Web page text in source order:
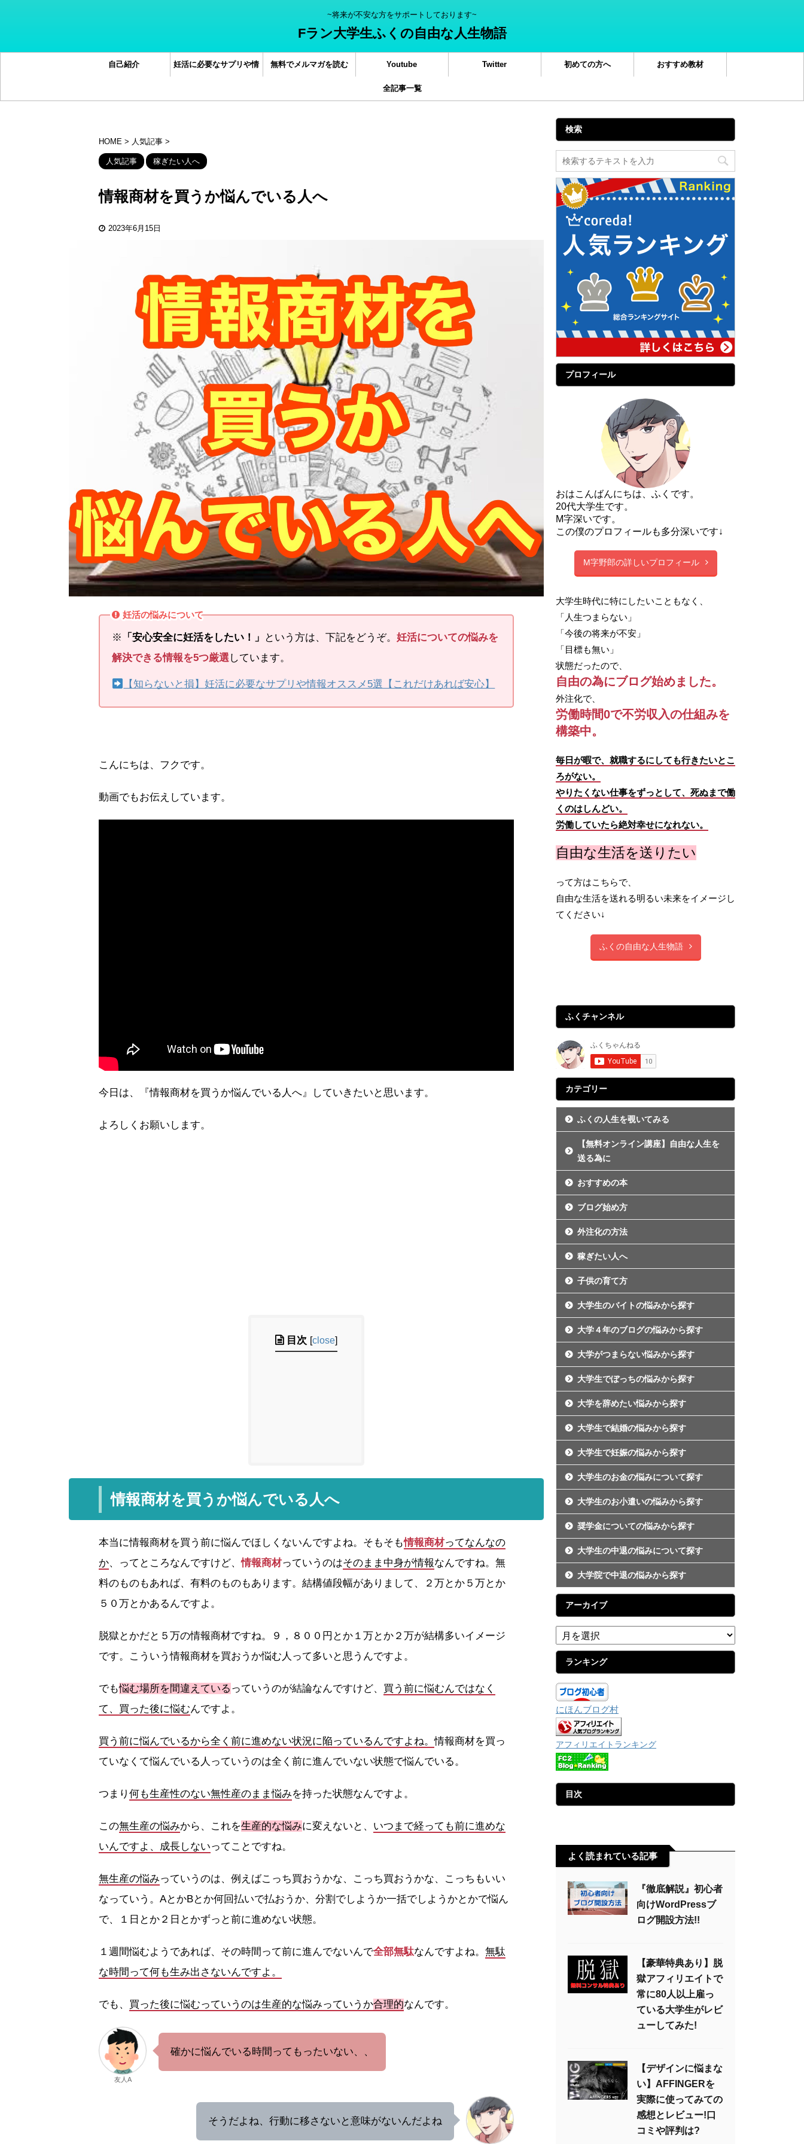
~将来が不安な方をサポートしております~
Fラン大学生ふくの自由な人生物語
自己紹介 妊活に必要なサプリや情 無料でメルマガを読む Youtube Twitter 初めての方へ おすすめ教材
全記事一覧
HOME > 人気記事 >
人気記事 稼ぎたい人へ
情報商材を買うか悩んでいる人へ
2023年6月15日
妊活の悩みについて
※ 「安心安全に妊活をしたい！」 という方は、下記をどうぞ。 妊活についての悩みを
解決できる情報を5つ厳選しています。
【知らないと損】妊活に必要なサプリや情報オススメ5選【これだけあれば安心】
こんにちは、フクです。
動画でもお伝えしています。
今日は、『情報商材を買うか悩んでいる人へ』していきたいと思います。
よろしくお願いします。
目次 [close]
情報商材を買うか悩んでいる人へ
本当に情報商材を買う前に悩んでほしくないんですよね。そもそも情報商材ってなんなの
か、ってところなんですけど、情報商材っていうのはそのまま中身が情報なんですね。無
料のものもあれば、有料のものもあります。結構値段幅がありまして、２万とか５万とか
５０万とかあるんですよ。
脱獄とかだと５万の情報商材ですね。９，８００円とか１万とか２万が結構多いイメージ
です。こういう情報商材を買おうか悩む人って多いと思うんですよ。
でも悩む場所を間違えている っていうのが結論なんですけど、 買う前に悩むんではなく
て、買った後に悩むんですよ。
買う前に悩んでいるから全く前に進めない状況に陥っているんですよね。情報商材を買っ
ていなくて悩んでいる人っていうのは全く前に進んでいない状態で悩んでいる。
つまり 何も生産性のない無性産のまま悩みを持った状態なんですよ。
この無生産の悩みから、これを生産的な悩みに変えないと、 いつまで経っても前に進めな
いんですよ、成長しないってことですね。
無生産の悩みっていうのは、例えばこっち買おうかな、こっち買おうかな、こっちもいい
なっていう。AとかBとか何回払いで払おうか、分割でしようか一括でしようかとかで悩ん
で、１日とか２日とかずっと前に進めない状態。
１週間悩むようであれば、その時間って前に進んでないんで全部無駄なんですよね。 無駄
な時間って何も生み出さないんですよ。
でも、 買った後に悩むっていうのは生産的な悩みっていうか合理的なんです。
友人A
確かに悩んでいる時間ってもったいない、、
そうだよね、行動に移さないと意味がないんだよね
検索
プロフィール
おはこんばんにちは、ふくです。
20代大学生です。
M字深いです。
この僕のプロフィールも多分深いです↓
M字野郎の詳しいプロフィール
大学生時代に特にしたいこともなく、
「人生つまらない」
「今後の将来が不安」
「目標も無い」
状態だったので、
自由の為にブログ始めました。
外注化で、
労働時間0で不労収入の仕組みを
構築中。
毎日が暇で、就職するにしても行きたいとこ
ろがない。
やりたくない仕事をずっとして、死ぬまで働
くのはしんどい。
労働していたら絶対幸せになれない。
自由な生活を送りたい
って方はこちらで、
自由な生活を送れる明るい未来をイメージし
てください↓
ふくの自由な人生物語
ふくチャンネル
カテゴリー
ふくの人生を覗いてみる
【無料オンライン講座】自由な人生を
送る為に
おすすめの本
ブログ始め方
外注化の方法
稼ぎたい人へ
子供の育て方
大学生のバイトの悩みから探す
大学４年のブログの悩みから探す
大学がつまらない悩みから探す
大学生でぼっちの悩みから探す
大学を辞めたい悩みから探す
大学生で結婚の悩みから探す
大学生で妊娠の悩みから探す
大学生のお金の悩みについて探す
大学生のお小遣いの悩みから探す
奨学金についての悩みから探す
大学生の中退の悩みについて探す
大学院で中退の悩みから探す
アーカイブ
ランキング
にほんブログ村
アフィリエイトランキング
目次
よく読まれている記事
『徹底解説』初心者
向けWordPressブ
ログ開設方法!!
【豪華特典あり】脱
獄アフィリエイトで
常に80人以上雇っ
ている大学生がレビ
ューしてみた!
【デザインに悩まな
い】AFFINGERを
実際に使ってみての
感想とレビュー!口
コミや評判は?